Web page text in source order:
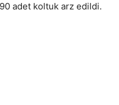
adet koltuk arz edildi.